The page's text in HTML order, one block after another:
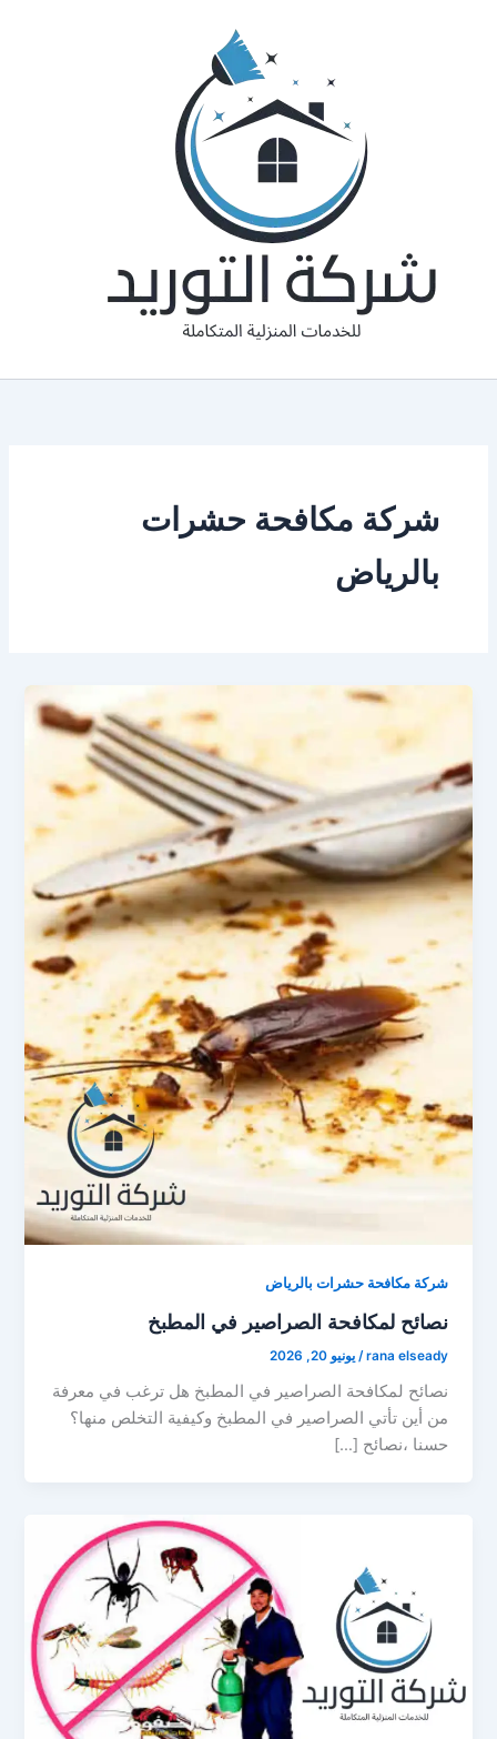
شركة مكافحة حشرات
بالرياض
شركة مكافحة حشرات بالرياض
نصائح لمكافحة الصراصير في المطبخ
rana elseady
/يونيو 20, 2026
نصائح لمكافحة الصراصير في المطبخ هل ترغب في معرفة
من أين تأتي الصراصير في المطبخ وكيفية التخلص منها؟
حسنا ،نصائح […]